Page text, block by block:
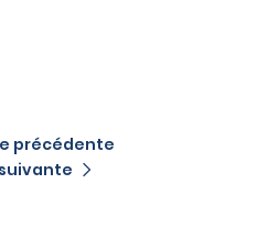
précédente